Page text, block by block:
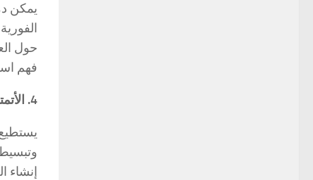
يمكن
حول
فهم
4. الأتمتة الذكية:
إنشاء